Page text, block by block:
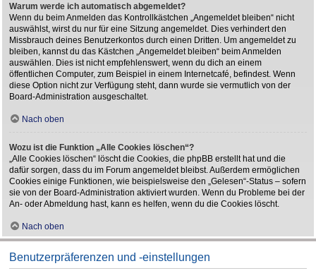
Warum werde ich automatisch abgemeldet?
Wenn du beim Anmelden das Kontrollkästchen „Angemeldet bleiben“ nicht
auswählst, wirst du nur für eine Sitzung angemeldet. Dies verhindert den
Missbrauch deines Benutzerkontos durch einen Dritten. Um angemeldet zu
bleiben, kannst du das Kästchen „Angemeldet bleiben“ beim Anmelden
auswählen. Dies ist nicht empfehlenswert, wenn du dich an einem
öffentlichen Computer, zum Beispiel in einem Internetcafé, befindest. Wenn
diese Option nicht zur Verfügung steht, dann wurde sie vermutlich von der
Board-Administration ausgeschaltet.
Nach oben
Wozu ist die Funktion „Alle Cookies löschen“?
„Alle Cookies löschen“ löscht die Cookies, die phpBB erstellt hat und die
dafür sorgen, dass du im Forum angemeldet bleibst. Außerdem ermöglichen
Cookies einige Funktionen, wie beispielsweise den „Gelesen“-Status – sofern
sie von der Board-Administration aktiviert wurden. Wenn du Probleme bei der
An- oder Abmeldung hast, kann es helfen, wenn du die Cookies löscht.
Nach oben
Benutzerpräferenzen und -einstellungen